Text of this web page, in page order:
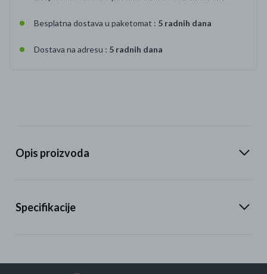
Besplatna dostava u paketomat : 5 radnih dana
Dostava na adresu : 5 radnih dana
Opis proizvoda
Specifikacije